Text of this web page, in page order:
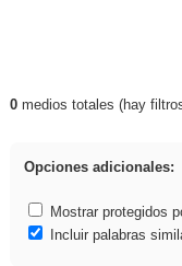
Resultados de:
0medios totales (hay
Opciones adicionales:
Mostrar protegidos
Incluir palabras